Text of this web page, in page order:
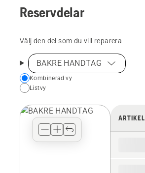
Reservdelar
Välj den del som du vill reparera
BAKRE HANDTAG
Choose
your
view
Kombinerad vy
Listvy
ARTIKEL